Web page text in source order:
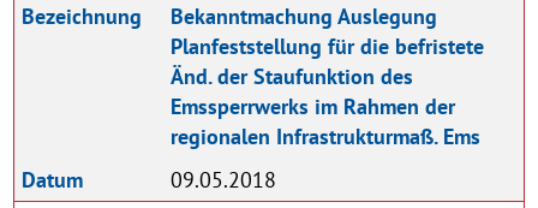
Datum 09.05.2018
Bezeichnung
Bekanntmachung Auslegung
Planfeststellung für die befristete
Änd. der Staufunktion des
Emssperrwerks im Rahmen der
regionalen Infrastrukturmaß. Ems